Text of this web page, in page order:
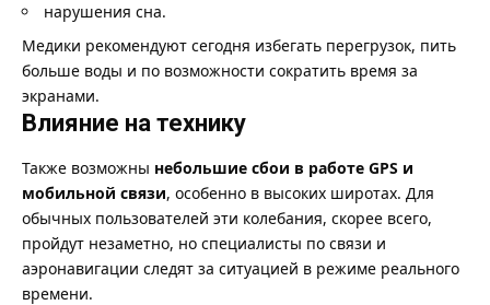
нарушения сна.
Медики рекомендуют сегодня избегать перегрузок, пить
больше воды и по возможности сократить время за
экранами.
Влияние на технику
Также возможны небольшие сбои в работе GPS и
мобильной связи, особенно в высоких широтах. Для
обычных пользователей эти колебания, скорее всего,
пройдут незаметно, но специалисты по связи и
аэронавигации следят за ситуацией в режиме реального
времени.